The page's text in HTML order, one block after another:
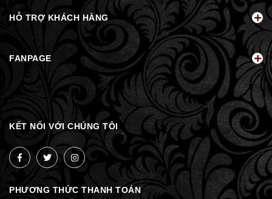
HỖ TRỢ KHÁCH HÀNG
FANPAGE
KẾT NỐI VỚI CHÚNG TÔI
PHƯƠNG THỨC THANH TOÁN